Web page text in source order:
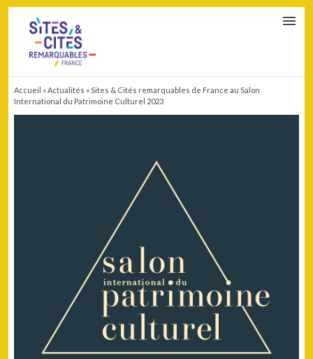
Accueil »Actualités » Sites & Cités remarquables de France au Salon
International du Patrimoine Culturel 2023